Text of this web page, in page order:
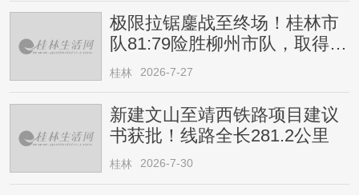
极限拉锯鏖战至终场！桂林市
队81:79险胜柳州市队，取得四
连胜
桂林 2026-7-27
新建文山至靖西铁路项目建议
书获批！线路全长281.2公里
桂林 2026-7-30